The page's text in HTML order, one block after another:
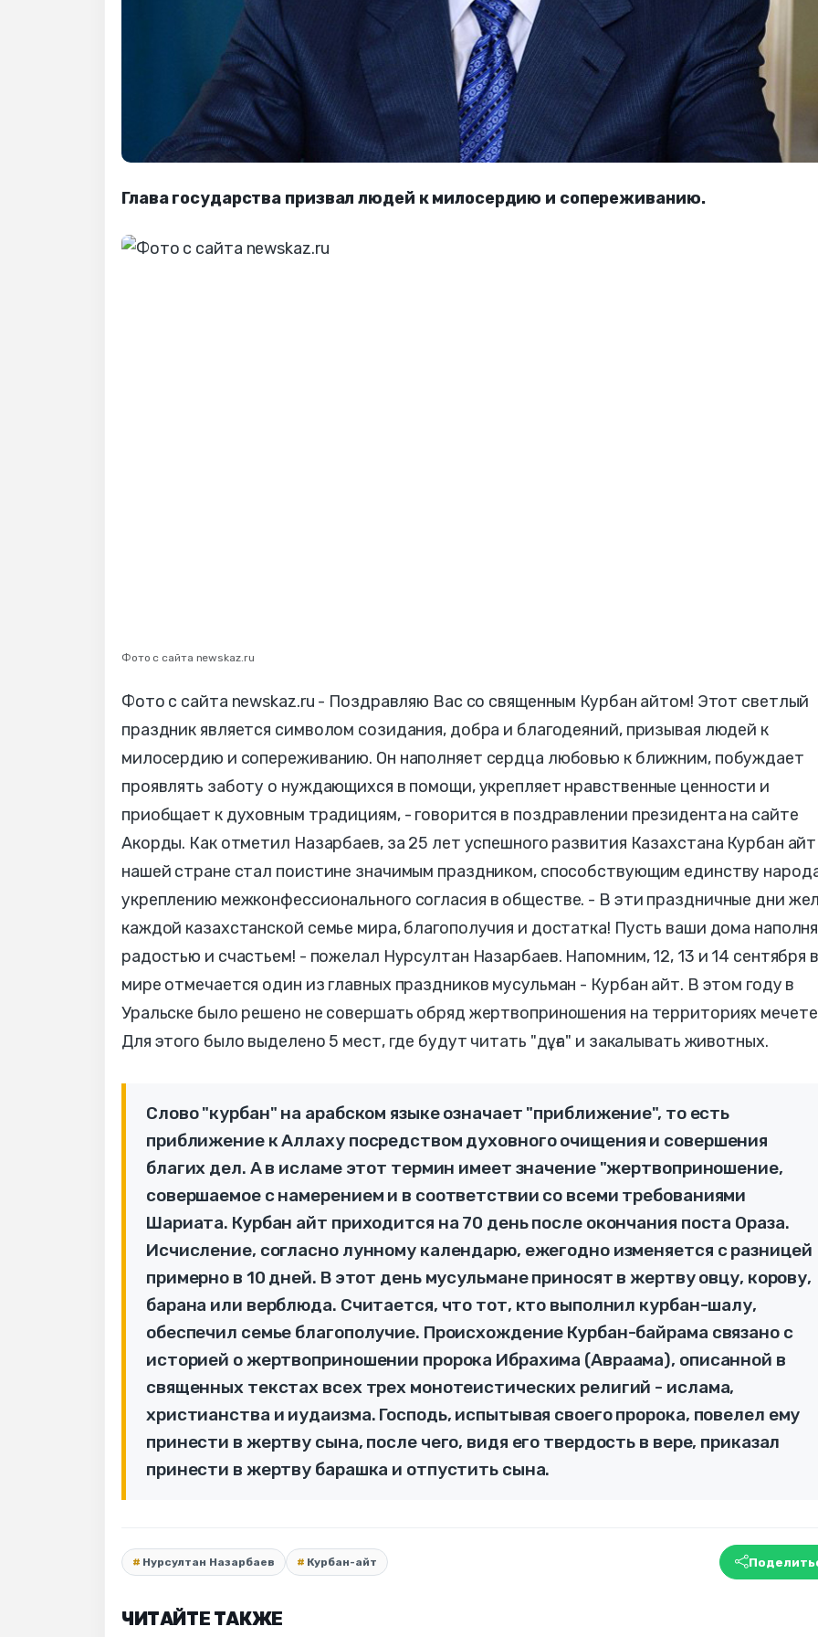
Глава государства призвал людей к милосердию и сопереживанию.
Фото с сайта newskaz.ru
Фото с сайта newskaz.ru - Поздравляю Вас со священным Курбан айтом! Этот светлый
праздник является символом созидания, добра и благодеяний, призывая людей к
милосердию и сопереживанию. Он наполняет сердца любовью к ближним, побуждает
проявлять заботу о нуждающихся в помощи, укрепляет нравственные ценности и
приобщает к духовным традициям, - говорится в поздравлении президента на сайте
Акорды. Как отметил Назарбаев, за 25 лет успешного развития Казахстана Курбан
нашей стране стал поистине значимым праздником, способствующим единству
укреплению межконфессионального согласия в обществе. - В эти праздничные дни
каждой казахстанской семье мира, благополучия и достатка! Пусть ваши дома
радостью и счастьем! - пожелал Нурсултан Назарбаев. Напомним, 12, 13 и 14 сентября в
мире отмечается один из главных праздников мусульман - Курбан айт. В этом году в
Уральске было решено не совершать обряд жертвоприношения на территориях
Для этого было выделено 5 мест, где будут читать "дұға" и закалывать животных.
Слово "курбан" на арабском языке означает "приближение", то есть
приближение к Аллаху посредством духовного очищения и совершения
благих дел. А в исламе этот термин имеет значение "жертвоприношение,
совершаемое с намерением и в соответствии со всеми требованиями
Шариата. Курбан айт приходится на 70 день после окончания поста Ораза.
Исчисление, согласно лунному календарю, ежегодно изменяется с разницей
примерно в 10 дней. В этот день мусульмане приносят в жертву овцу, корову,
барана или верблюда. Считается, что тот, кто выполнил курбан-шалу,
обеспечил семье благополучие. Происхождение Курбан-байрама связано с
историей о жертвоприношении пророка Ибрахима (Авраама), описанной в
священных текстах всех трех монотеистических религий - ислама,
христианства и иудаизма. Господь, испытывая своего пророка, повелел ему
принести в жертву сына, после чего, видя его твердость в вере, приказал
принести в жертву барашка и отпустить сына.
Нурсултан Назарбаев Курбан-айт
ЧИТАЙТЕ ТАКЖЕ